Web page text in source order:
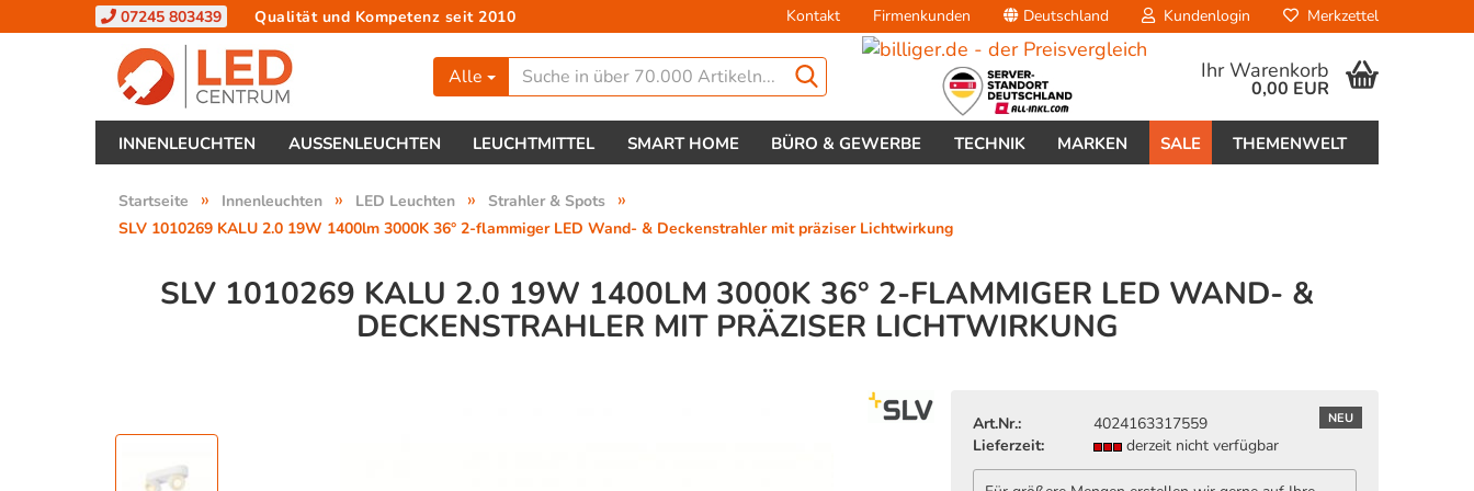
07245 803439 Qualität und Kompetenz seit 2010 Kontakt Firmenkunden Deutschland
Lieferland
Kundenlogin
Konto erstellen
Merkzettel
Alle Ihr Warenkorb
0,00 EUR
INNENLEUCHTEN AUSSENLEUCHTEN LEUCHTMITTEL SMART HOME BÜRO & GEWERBE TECHNIK MARKEN SALE THEMENWELT
Startseite » Innenleuchten » LED Leuchten » Strahler & Spots »
SLV 1010269 KALU 2.0 19W 1400lm 3000K 36° 2-flammiger LED Wand- & Deckenstrahler mit präziser Lichtwirkung
SLV 1010269 KALU 2.0 19W 1400LM 3000K 36° 2-FLAMMIGER LED WAND- &
DECKENSTRAHLER MIT PRÄZISER LICHTWIRKUNG
NEU
Art.Nr.:
4024163317559
Lieferzeit:
derzeit nicht verfügbar